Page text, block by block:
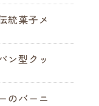
統菓子メ
ン型クッ
のバーニ